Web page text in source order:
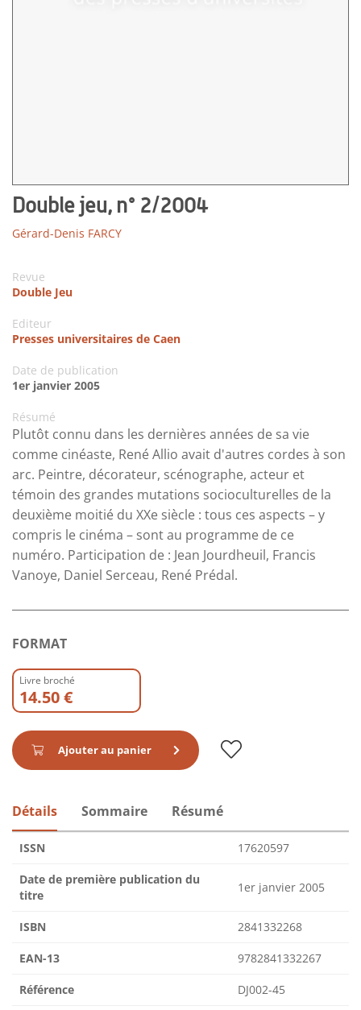
Double jeu, n° 2/2004
Gérard-Denis FARCY
Revue
Double Jeu
Editeur
Presses universitaires de Caen
Date de publication
1er janvier 2005
Résumé
Plutôt connu dans les dernières années de sa vie
comme cinéaste, René Allio avait d'autres cordes à son
arc. Peintre, décorateur, scénographe, acteur et
témoin des grandes mutations socioculturelles de la
deuxième moitié du XXe siècle : tous ces aspects – y
compris le cinéma – sont au programme de ce
numéro. Participation de : Jean Jourdheuil, Francis
Vanoye, Daniel Serceau, René Prédal.
FORMAT
Livre broché
14.50 €
Ajouter au panier
Détails Sommaire Résumé
ISSN 17620597
Date de première publication du
titre
1er janvier 2005
ISBN 2841332268
EAN-13 9782841332267
Référence DJ002-45